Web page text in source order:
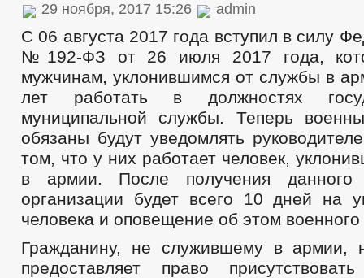
29 ноября, 2017 15:26 admin
С 06 августа 2017 года вступил в силу
№192-ФЗ от 26 июля 2017 года,
мужчинам, уклонившимся от службы в
лет работать в должностях
муниципальной службы. Теперь
обязаны будут уведомлять
том, что у них работает человек,
в армии. После получения данного
организации будет всего 10 дней на
человека и оповещение об этом
Гражданину, не служившему в армии,
предоставляет право